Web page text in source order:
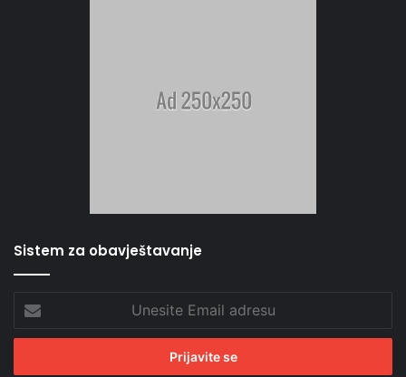
Sistem za obavještavanje
Email
adresu